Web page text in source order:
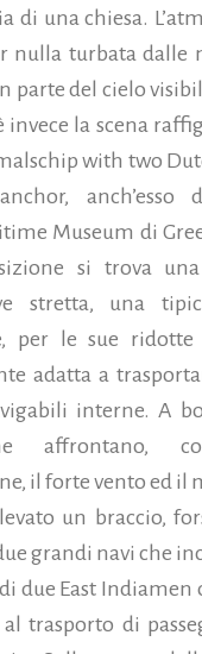
di una chiesa.
nulla turbata dalle
parte del cielo
invece la scena
with two
anch’esso
Museum di
si trova
stretta, una
per le sue
adatta a
interne. A
affrontano,
il forte vento ed il
un braccio,
grandi navi che
due East Indiamen
trasporto di